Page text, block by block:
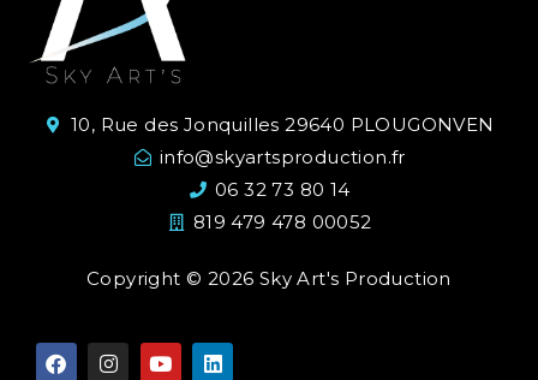
10, Rue des Jonquilles 29640 PLOUGONVEN
info@skyartsproduction.fr
06 32 73 80 14
819 479 478 00052
Copyright © 2026 Sky Art's Production